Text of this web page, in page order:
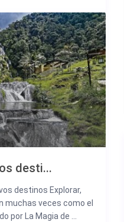
desti...
destinos Explorar,
muchas veces como el
por La Magia de ...